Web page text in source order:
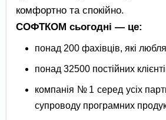
комфортно та спокійно.
СОФТКОМ сьогодні — це:
понад 200 фахівців, які
понад 32500 постійних
компанія № 1 серед усіх
супроводу програмних